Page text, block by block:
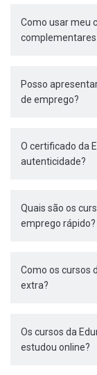
Como usar meu
Posso
de emprego?
O certificado da
autenticidade?
Quais são os
emprego rápido?
Como os cursos
extra?
Os cursos da
estudou online?